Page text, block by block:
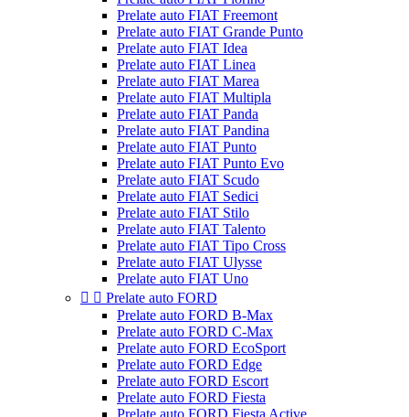
Prelate auto FIAT Freemont
Prelate auto FIAT Grande Punto
Prelate auto FIAT Idea
Prelate auto FIAT Linea
Prelate auto FIAT Marea
Prelate auto FIAT Multipla
Prelate auto FIAT Panda
Prelate auto FIAT Pandina
Prelate auto FIAT Punto
Prelate auto FIAT Punto Evo
Prelate auto FIAT Scudo
Prelate auto FIAT Sedici
Prelate auto FIAT Stilo
Prelate auto FIAT Talento
Prelate auto FIAT Tipo Cross
Prelate auto FIAT Ulysse
Prelate auto FIAT Uno
  Prelate auto FORD
Prelate auto FORD B-Max
Prelate auto FORD C-Max
Prelate auto FORD EcoSport
Prelate auto FORD Edge
Prelate auto FORD Escort
Prelate auto FORD Fiesta
Prelate auto FORD Fiesta Active